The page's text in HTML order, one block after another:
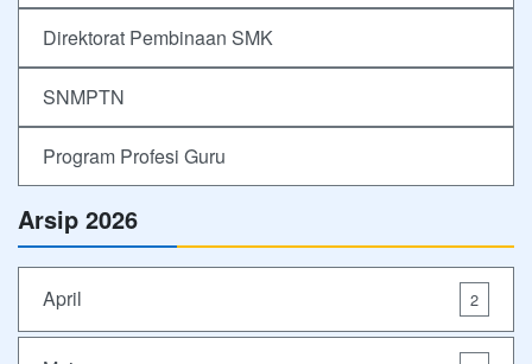
Direktorat Pembinaan SMK
SNMPTN
Program Profesi Guru
Arsip 2026
April 2